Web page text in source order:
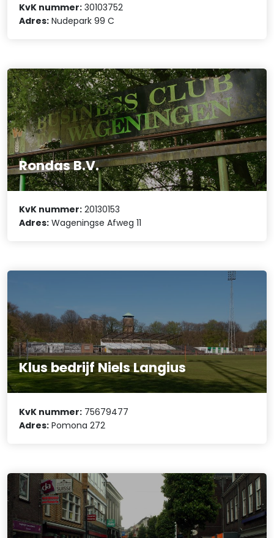
KvK nummer: 30103752
Adres: Nudepark 99 C
Rondas B.V.
KvK nummer: 20130153
Adres: Wageningse Afweg 11
Klus bedrijf Niels Langius
KvK nummer: 75679477
Adres: Pomona 272